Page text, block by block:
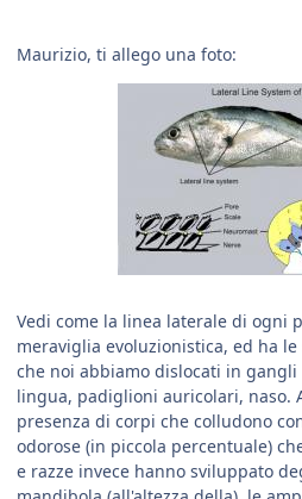
Maurizio, ti allego una foto:
Vedi come la linea laterale di ogni
meraviglia evoluzionistica, ed ha
che noi abbiamo dislocati in
lingua, padiglioni auricolari, naso.
presenza di corpi che colludono
odorose (in piccola percentuale)
e razze invece hanno sviluppato